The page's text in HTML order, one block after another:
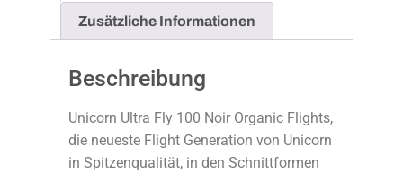
Zusätzliche Informationen
Beschreibung
Unicorn Ultra Fly 100 Noir Organic Flights,
die neueste Flight Generation von Unicorn
in Spitzenqualität, in den Schnittformen